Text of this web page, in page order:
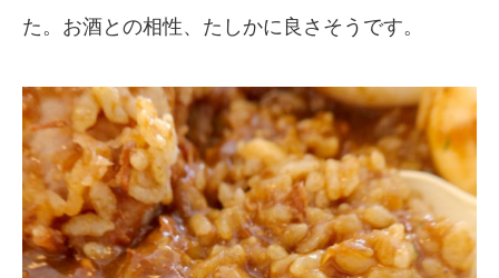
た。お酒との相性、たしかに良さそうです。